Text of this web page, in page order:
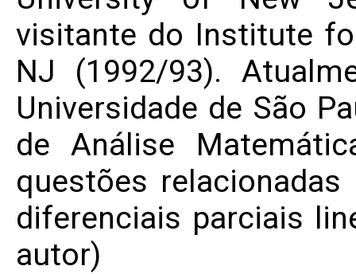
visitante do Institute
NJ (1992/93).
Universidade de São
de Análise
questões
diferenciais parciais
autor)